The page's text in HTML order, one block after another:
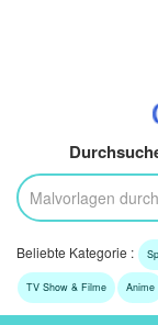
Beliebte Kategorie :
TV Show & Filme Anime